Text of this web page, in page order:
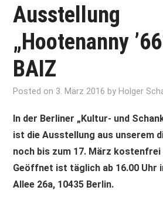
Ausstellung
„Hootenanny
BAIZ
Posted on 3. März 2016 by Holger
In der Berliner „Kultur- und
ist die Ausstellung aus unserem
noch bis zum 17. März
Geöffnet ist täglich ab 16.00 Uhr
Allee 26a, 10435 Berlin.